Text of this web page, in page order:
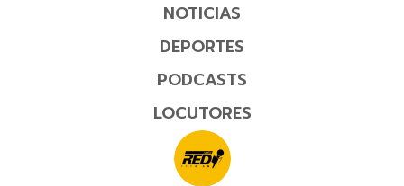
NOTICIAS
DEPORTES
PODCASTS
LOCUTORES